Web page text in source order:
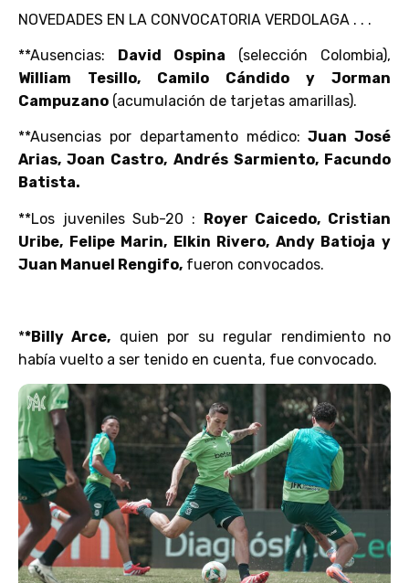
NOVEDADES EN LA CONVOCATORIA VERDOLAGA . . .
**Ausencias: David Ospina (selección Colombia),
William Tesillo, Camilo Cándido y Jorman
Campuzano (acumulación de tarjetas amarillas).
**Ausencias por departamento médico: Juan José
Arias, Joan Castro, Andrés Sarmiento, Facundo
Batista.
**Los juveniles Sub-20 : Royer Caicedo, Cristian
Uribe, Felipe Marin, Elkin Rivero, Andy Batioja y
Juan Manuel Rengifo, fueron convocados.
**Billy Arce, quien por su regular rendimiento no
había vuelto a ser tenido en cuenta, fue convocado.